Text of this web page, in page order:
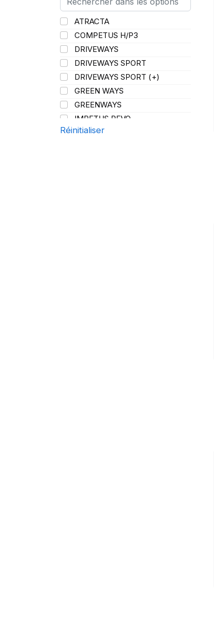
ATRACTA
COMPETUS H/P3
DRIVEWAYS
DRIVEWAYS SPORT
DRIVEWAYS SPORT (+)
GREEN WAYS
GREENWAYS
IMPETUS REVO
IMPETUS SPORT
Réinitialiser